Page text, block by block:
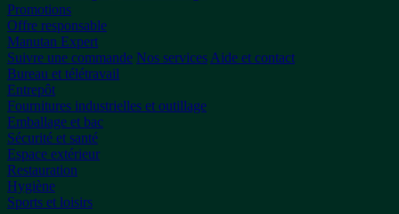
Promotions
Offre responsable
Manutan Expert
Suivre une commande Nos services Aide et contact
Bureau et télétravail
Entrepôt
Fournitures industrielles et outillage
Emballage et bac
Sécurité et santé
Espace extérieur
Restauration
Hygiène
Sports et loisirs